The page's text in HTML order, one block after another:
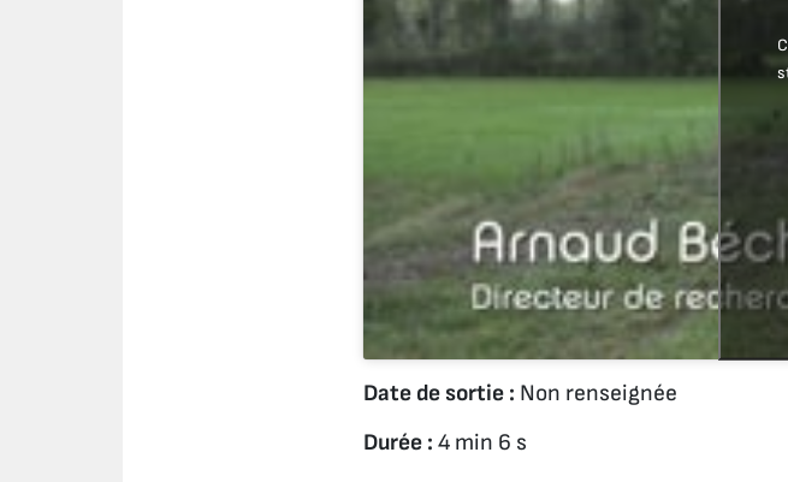
Date de sortie : Non renseignée
Durée : 4 min 6 s